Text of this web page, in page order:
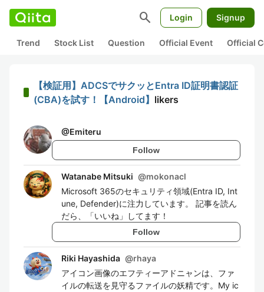
search Login Signup
Trend Stock List Question Official Event Official
【検証用】ADCSでサクッとEntra ID証明書認証
(CBA)を試す！【Android】 likers
@Emiteru
Follow
Watanabe Mitsuki @mokonacl
Microsoft 365のセキュリティ領域(Entra ID, Int
une, Defender)に注力しています。 記事を読ん
だら、「いいね」してます！
Follow
Riki Hayashida @rhaya
アイコン画像のエフティーアドニャンは、ファ
イルの転送を見守るファイルの妖精です。My ic